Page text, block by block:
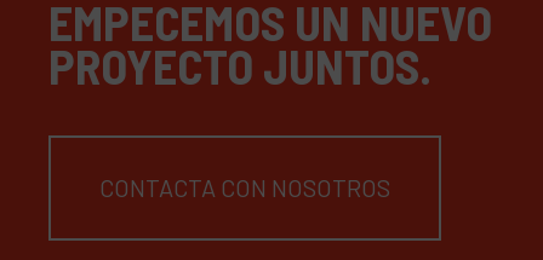
EMPECEMOS UN NUEVO
PROYECTO JUNTOS.
CONTACTA CON NOSOTROS